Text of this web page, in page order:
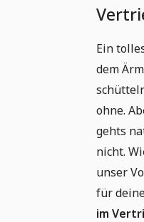
Ein
dem
ohne.
gehts
nicht.
unser
für
im